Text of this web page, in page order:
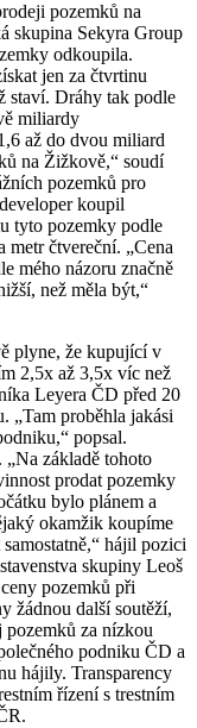
pozemků na
skupina Sekyra Group
odkoupila.
jen za čtvrtinu
staví. Dráhy tak podle
miliardy
až do dvou miliard
na Žižkově,“ soudí
pozemků pro
koupil
tyto pozemky podle
čtvereční. „Cena
mého názoru značně
než měla být,“
plyne, že kupující v
2,5x až 3,5x víc než
Leyera ČD před 20
„Tam proběhla jakási
popsal.
„Na základě tohoto
prodat pozemky
bylo plánem a
okamžik koupíme
hájil pozici
skupiny Leoš
pozemků při
žádnou další soutěží,
za nízkou
podniku ČD a
hájily. Transparency
řízení s trestním